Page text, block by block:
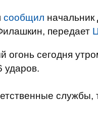
сообщил
передает
огонь сегодня
ударов.
службы,